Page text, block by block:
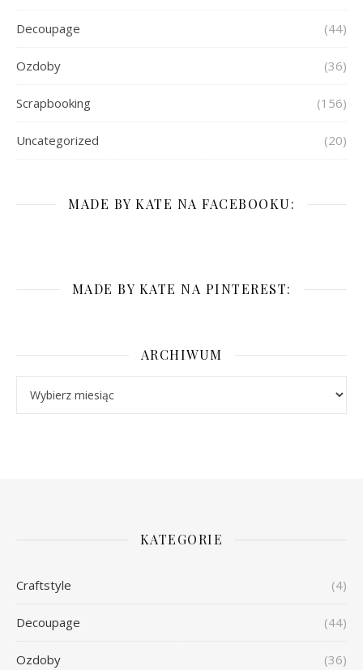
Decoupage (44)
Ozdoby (36)
Scrapbooking (156)
Uncategorized (20)
MADE BY KATE NA FACEBOOKU:
MADE BY KATE NA PINTEREST:
ARCHIWUM
KATEGORIE
Craftstyle (4)
Decoupage (44)
Ozdoby (36)